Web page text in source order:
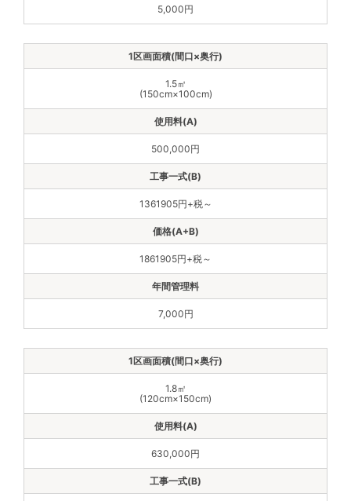
5,000円
1.5㎡
(150cm×100cm)
500,000円
1361905円+税～
1861905円+税～
7,000円
1.8㎡
(120cm×150cm)
630,000円